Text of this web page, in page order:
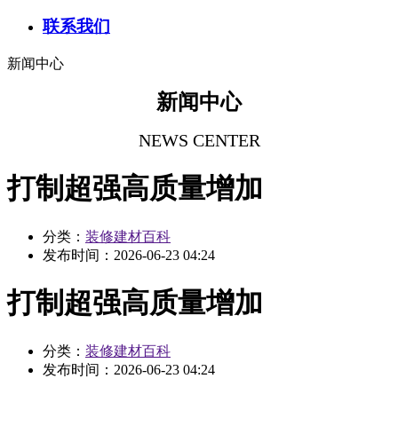
联系我们
新闻中心
新闻中心
NEWS CENTER
打制超强高质量增加
分类： 装修建材百科
发布时间： 2026-06-23 04:24
打制超强高质量增加
分类： 装修建材百科
发布时间： 2026-06-23 04:24